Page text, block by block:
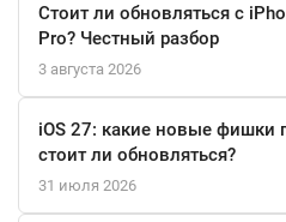
подзарядки.
Не забывайте и о функции Face
MagSafe, позволяющей удобно
Стоит ли обновляться с
Pro? Честный разбор
3 августа 2026
iOS 27: какие новые фишки
стоит ли обновляться?
31 июля 2026